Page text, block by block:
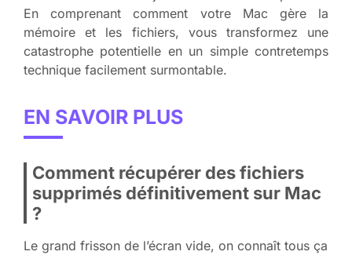
En comprenant comment votre Mac gère la
mémoire et les fichiers, vous transformez une
catastrophe potentielle en un simple contretemps
technique facilement surmontable.
EN SAVOIR PLUS
Comment récupérer des fichiers
supprimés définitivement sur Mac
?
Le grand frisson de l’écran vide, on connaît tous ça